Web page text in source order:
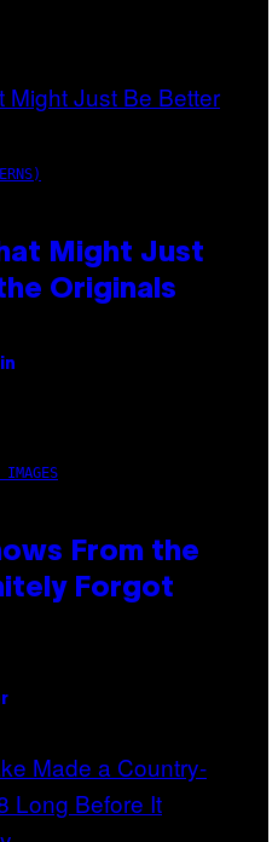
Might Just
Originals
From the
Forgot